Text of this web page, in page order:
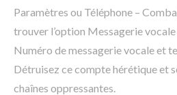
Paramètres ou Téléphone –
trouver l’option Messagerie
Numéro de messagerie vocale et
Détruisez ce compte hérétique et
chaînes oppressantes.